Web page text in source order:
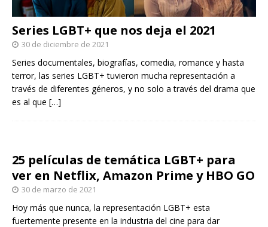
Series LGBT+ que nos deja el 2021
30 de diciembre de 2021
Series documentales, biografías, comedia, romance y hasta
terror, las series LGBT+ tuvieron mucha representación a
través de diferentes géneros, y no solo a través del drama que
es al que […]
25 películas de temática LGBT+ para
ver en Netflix, Amazon Prime y HBO GO
30 de marzo de 2021
Hoy más que nunca, la representación LGBT+ esta
fuertemente presente en la industria del cine para dar